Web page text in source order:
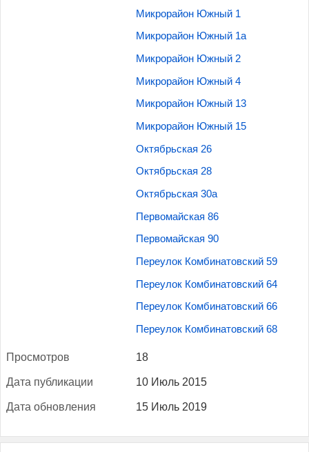
Микрорайон Южный 1
Микрорайон Южный 1а
Микрорайон Южный 2
Микрорайон Южный 4
Микрорайон Южный 13
Микрорайон Южный 15
Октябрьская 26
Октябрьская 28
Октябрьская 30а
Первомайская 86
Первомайская 90
Переулок Комбинатовский 59
Переулок Комбинатовский 64
Переулок Комбинатовский 66
Переулок Комбинатовский 68
Прос­мотров 18
Да­та пуб­ли­кации 10 Июль 2015
Да­та об­новле­ния 15 Июль 2019